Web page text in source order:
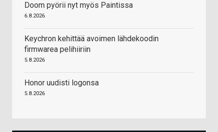
Doom pyörii nyt myös Paintissa
6.8.2026
Keychron kehittää avoimen lähdekoodin
firmwarea pelihiiriin
5.8.2026
Honor uudisti logonsa
5.8.2026